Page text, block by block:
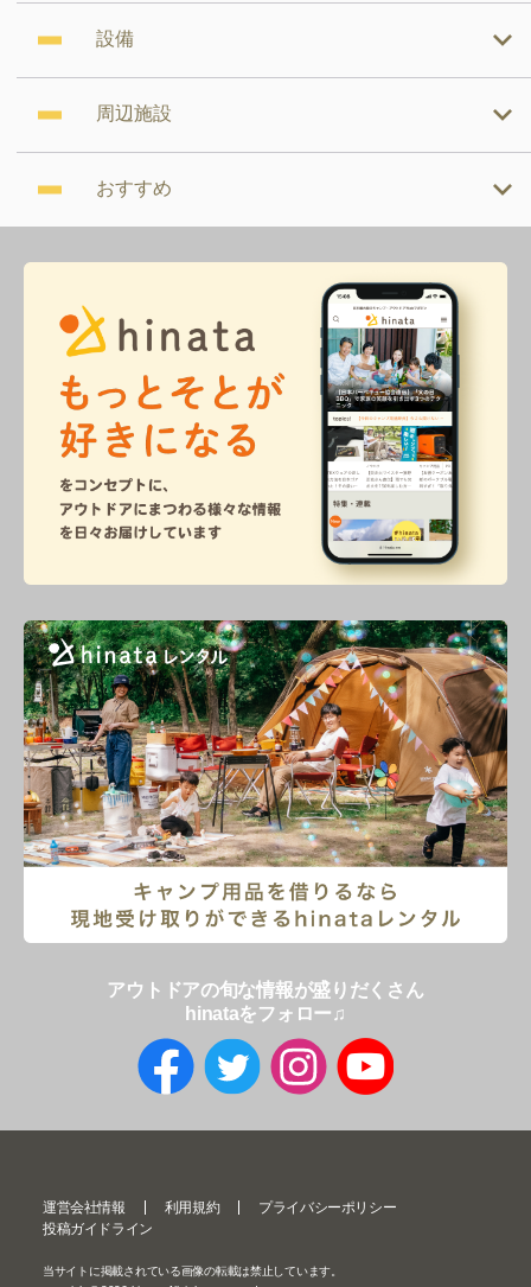
設備
周辺施設
おすすめ
アウトドアの旬な情報が盛りだくさん
hinataをフォロー♫
運営会社情報 利用規約
プライバシーポリシー
投稿ガイドライン
当サイトに掲載されている画像の転載は禁止しています。